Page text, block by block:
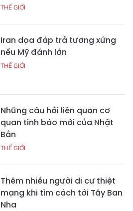
THẾ GIỚI
Iran dọa đáp trả tương xứng
nếu Mỹ đánh lớn
THẾ GIỚI
Những câu hỏi liên quan cơ
quan tình báo mới của Nhật
Bản
THẾ GIỚI
Thêm nhiều người di cư thiệt
mạng khi tìm cách tới Tây Ban
Nha